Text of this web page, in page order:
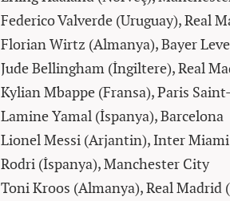
Federico Valverde (Uruguay), Real
Florian Wirtz (Almanya), Bayer
Jude Bellingham (İngiltere), Real
Kylian Mbappe (Fransa), Paris
Lamine Yamal (İspanya), Barcelona
Lionel Messi (Arjantin), Inter Miami
Rodri (İspanya), Manchester City
Toni Kroos (Almanya), Real Madrid